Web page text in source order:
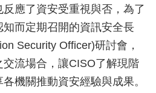
應了資安受重視與否，為了
而定期召開的資訊安全長
Security Officer)研討會，
流場合，讓CISO了解現階
機關推動資安經驗與成果。